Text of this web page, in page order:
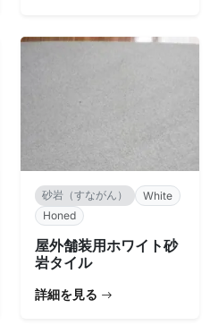
砂岩（すながん）
White
Honed
屋外舗装用ホワイト砂
岩タイル
詳細を見る